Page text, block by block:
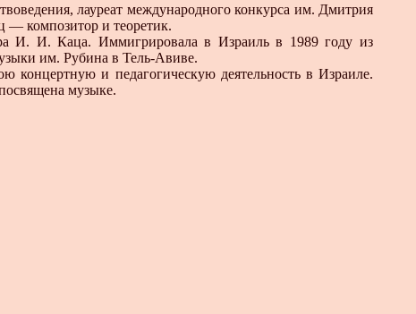
лауреат международного конкурса им. Дмитрия
— композитор и теоретик.
И. И. Каца. Иммигрировала в Израиль в 1989 году из
им. Рубина в Тель-Авиве.
концертную и педагогическую деятельность в Израиле.
музыке.